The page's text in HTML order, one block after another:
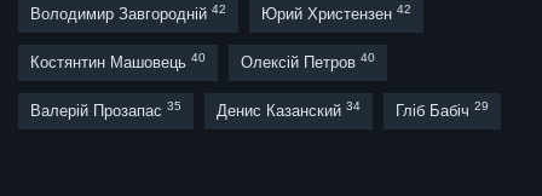
Володимир Завгородній 42 Юрий Христензен 42
Костянтин Машовець 40 Олексій Петров 40
Валерій Прозапас 35 Денис Казанский 34 Гліб Бабіч 29